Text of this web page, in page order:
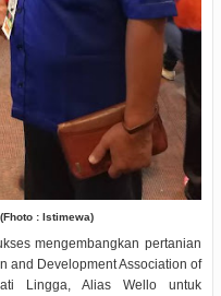
: Istimewa)
mengembangkan pertanian
and Development Association of
Lingga, Alias Wello untuk